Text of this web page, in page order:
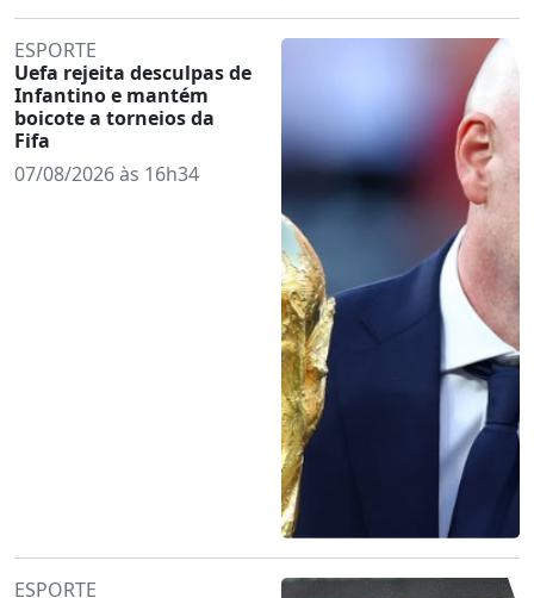
ESPORTE
Uefa rejeita desculpas de
Infantino e mantém
boicote a torneios da
Fifa
07/08/2026 às 16h34
ESPORTE